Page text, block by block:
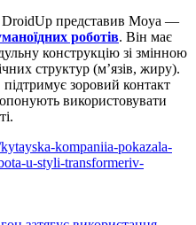
DroidUp представив Moya —
роботів. Він має
конструкцію зі змінною
структур (м’язів, жиру).
зоровий контакт
використовувати
kompaniia-pokazala-
u-styli-transformeriv-